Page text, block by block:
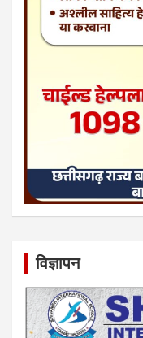
विज्ञापन